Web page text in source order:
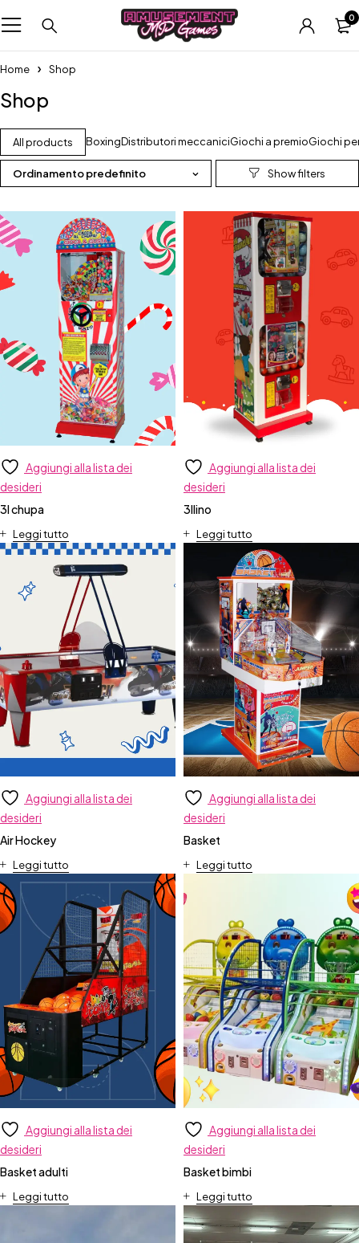
0
Home Shop
Shop
All products BoxingDistributori meccaniciGiochi a premioGiochi
Ordinamento predefinito
Aggiungi alla lista dei
desideri
3l chupa
Leggi tutto
Aggiungi alla lista dei
desideri
3llino
Leggi tutto
Aggiungi alla lista dei
desideri
Air Hockey
Leggi tutto
Aggiungi alla lista dei
desideri
Basket
Leggi tutto
Aggiungi alla lista dei
desideri
Basket adulti
Leggi tutto
Aggiungi alla lista dei
desideri
Basket bimbi
Leggi tutto